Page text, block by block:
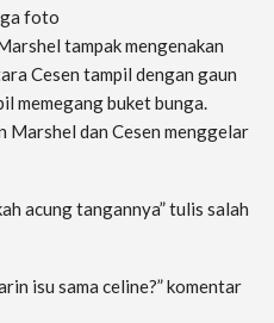
foto
tampak mengenakan
Cesen tampil dengan gaun
memegang buket bunga.
Marshel dan Cesen menggelar
acung tangannya” tulis salah
isu sama celine?” komentar